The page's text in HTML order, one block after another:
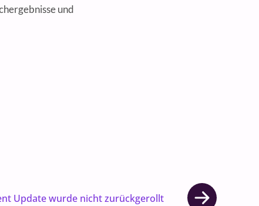
und
Update wurde nicht zurückgerollt